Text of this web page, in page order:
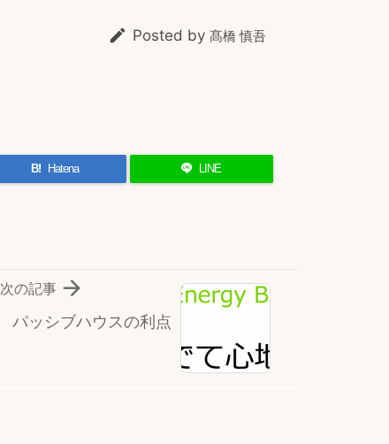
 Posted by 髙橋 慎吾
B! Hatena LINE
パッシブハウスの利点

次の記事